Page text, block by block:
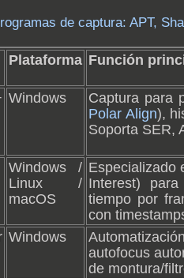
de captura: APT,
Plataforma Función
Windows Captura para
Polar Align),
Soporta SER,
Windows /
Linux /
macOS
Especializado
Interest)
tiempo por
con
Windows
autofocus
de montura/